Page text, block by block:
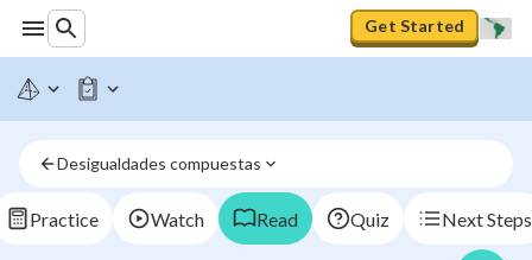
Get Started
Desigualdades compuestas
Practice Watch Read Quiz Next Steps